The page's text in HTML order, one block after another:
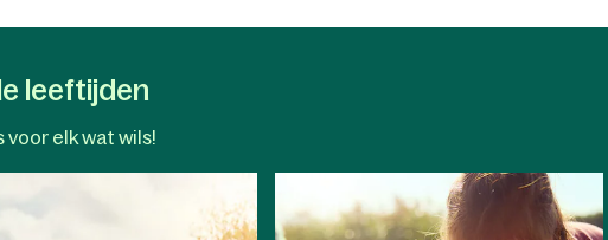
leeftijden
elk wat wils!